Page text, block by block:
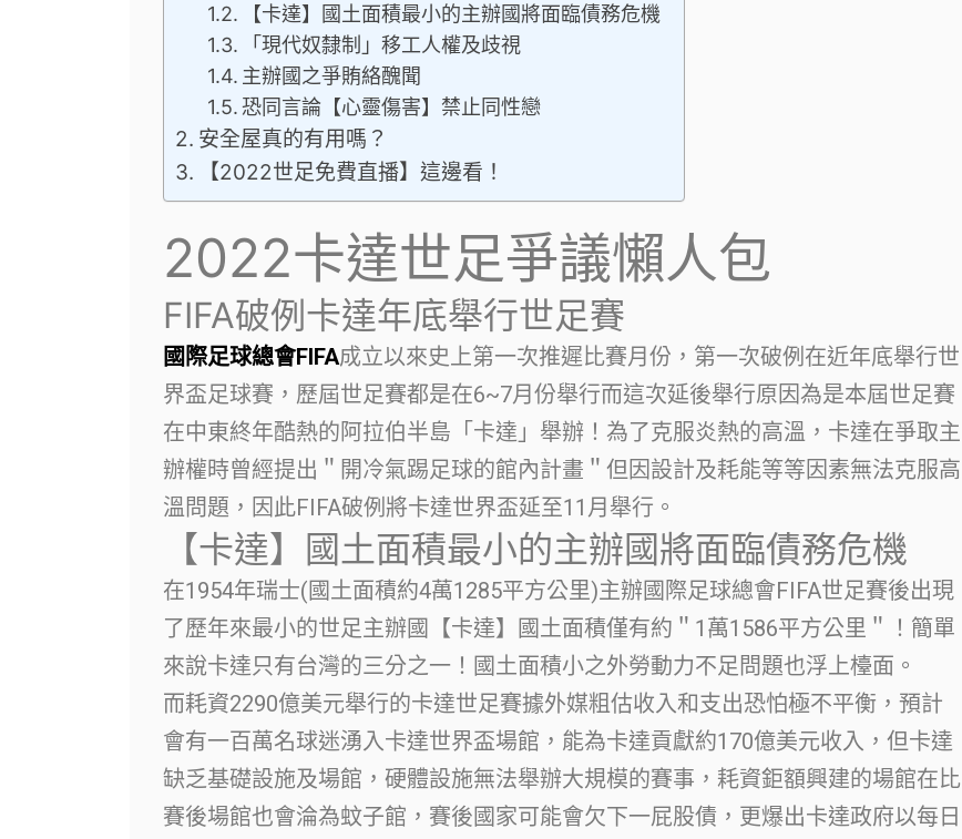
【卡達】國土面積最小的主辦國將面臨債務危機
「現代奴隸制」移工人權及歧視
主辦國之爭賄絡醜聞
恐同言論【心靈傷害】禁止同性戀
安全屋真的有用嗎？
【2022世足免費直播】這邊看！
2022卡達世足爭議懶人包
FIFA破例卡達年底舉行世足賽
國際足球總會FIFA成立以來史上第一次推遲比賽月份，第一次破例在近年底舉行世
界盃足球賽，歷屆世足賽都是在6~7月份舉行而這次延後舉行原因為是本屆世足賽
在中東終年酷熱的阿拉伯半島「卡達」舉辦！為了克服炎熱的高溫，卡達在爭取主
辦權時曾經提出＂開冷氣踢足球的館內計畫＂但因設計及耗能等等因素無法克服高
溫問題，因此FIFA破例將卡達世界盃延至11月舉行。
【卡達】國土面積最小的主辦國將面臨債務危機
在1954年瑞士(國土面積約4萬1285平方公里)主辦國際足球總會FIFA世足賽後出現
了歷年來最小的世足主辦國【卡達】國土面積僅有約＂1萬1586平方公里＂！簡單
來說卡達只有台灣的三分之一！國土面積小之外勞動力不足問題也浮上檯面。
而耗資2290億美元舉行的卡達世足賽據外媒粗估收入和支出恐怕極不平衡，預計
會有一百萬名球迷湧入卡達世界盃場館，能為卡達貢獻約170億美元收入，但卡達
缺乏基礎設施及場館，硬體設施無法舉辦大規模的賽事，耗資鉅額興建的場館在比
賽後場館也會淪為蚊子館，賽後國家可能會欠下一屁股債，更爆出卡達政府以每日